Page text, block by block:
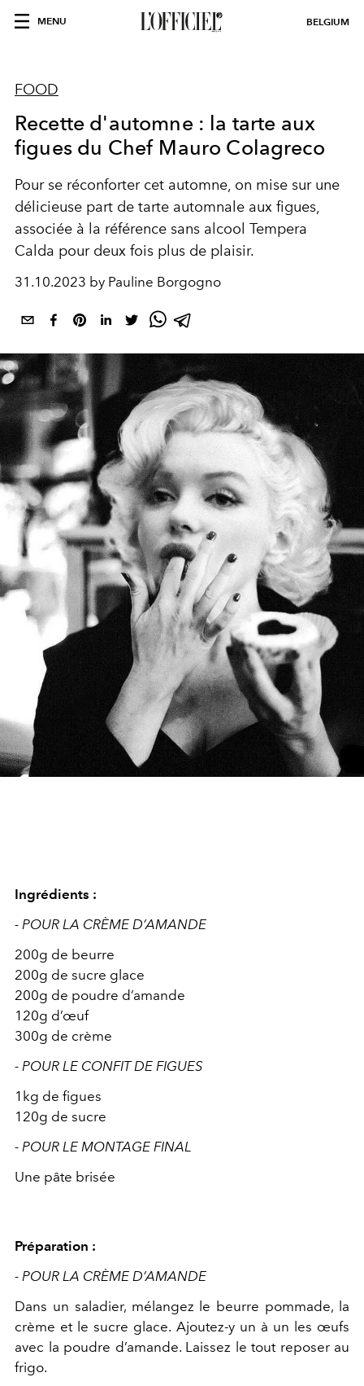
MENU BELGIUM
FOOD
Recette d'automne : la tarte aux
figues du Chef Mauro Colagreco
Pour se réconforter cet automne, on mise sur une
délicieuse part de tarte automnale aux figues,
associée à la référence sans alcool Tempera
Calda pour deux fois plus de plaisir.
31.10.2023 by Pauline Borgogno
Ingrédients :
- POUR LA CRÈME D’AMANDE
200g de beurre
200g de sucre glace
200g de poudre d’amande
120g d’œuf
300g de crème
- POUR LE CONFIT DE FIGUES
1kg de figues
120g de sucre
- POUR LE MONTAGE FINAL
Une pâte brisée
Préparation :
- POUR LA CRÈME D’AMANDE
Dans un saladier, mélangez le beurre pommade, la
crème et le sucre glace. Ajoutez-y un à un les œufs
avec la poudre d’amande. Laissez le tout reposer au
frigo.